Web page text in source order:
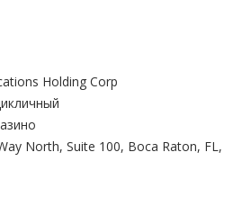
Holding Corp
North, Suite 100, Boca Raton, FL,